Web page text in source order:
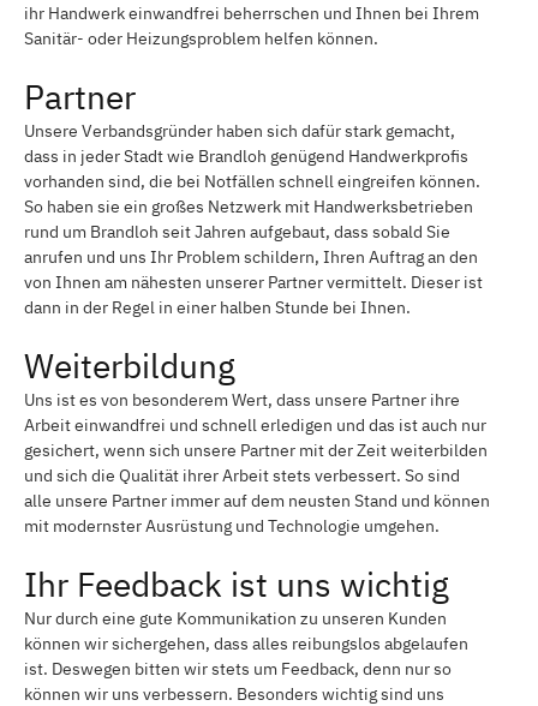
ihr Handwerk einwandfrei beherrschen und Ihnen bei Ihrem
Sanitär- oder Heizungsproblem helfen können.
Partner
Unsere Verbandsgründer haben sich dafür stark gemacht,
dass in jeder Stadt wie Brandloh genügend Handwerkprofis
vorhanden sind, die bei Notfällen schnell eingreifen können.
So haben sie ein großes Netzwerk mit Handwerksbetrieben
rund um Brandloh seit Jahren aufgebaut, dass sobald Sie
anrufen und uns Ihr Problem schildern, Ihren Auftrag an den
von Ihnen am nähesten unserer Partner vermittelt. Dieser ist
dann in der Regel in einer halben Stunde bei Ihnen.
Weiterbildung
Uns ist es von besonderem Wert, dass unsere Partner ihre
Arbeit einwandfrei und schnell erledigen und das ist auch nur
gesichert, wenn sich unsere Partner mit der Zeit weiterbilden
und sich die Qualität ihrer Arbeit stets verbessert. So sind
alle unsere Partner immer auf dem neusten Stand und können
mit modernster Ausrüstung und Technologie umgehen.
Ihr Feedback ist uns wichtig
Nur durch eine gute Kommunikation zu unseren Kunden
können wir sichergehen, dass alles reibungslos abgelaufen
ist. Deswegen bitten wir stets um Feedback, denn nur so
können wir uns verbessern. Besonders wichtig sind uns